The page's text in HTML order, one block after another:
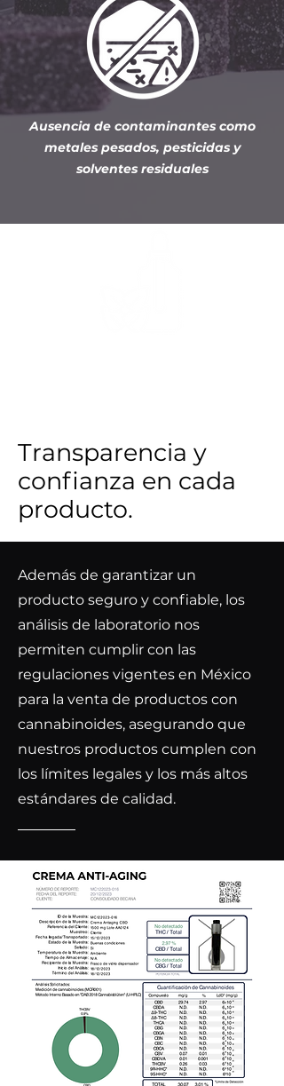
Ausencia de contaminantes como
metales pesados, pesticidas y
solventes residuales
Transparencia y
confianza en cada
producto.
Además de garantizar un
producto seguro y confiable, los
análisis de laboratorio nos
permiten cumplir con las
regulaciones vigentes en México
para la venta de productos con
cannabinoides, asegurando que
nuestros productos cumplen con
los límites legales y los más altos
estándares de calidad.